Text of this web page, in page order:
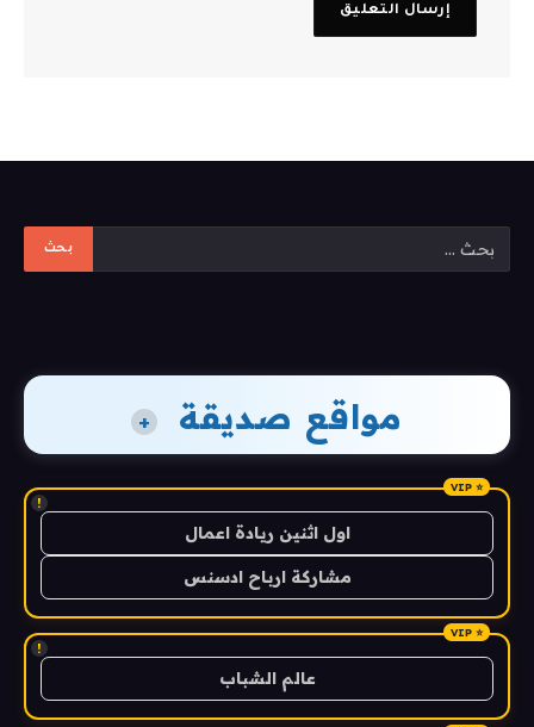
مواقع صديقة +
!
اول اثنين ريادة اعمال
مشاركة ارباح ادسنس
!
عالم الشباب